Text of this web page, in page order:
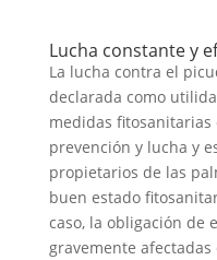
Lucha constante y
La lucha contra el
declarada como
medidas
prevención y lucha y
propietarios de las
buen estado
caso, la obligación de
gravemente